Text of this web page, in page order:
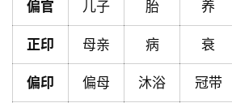
首
页
黄
偏官 儿子 胎 养
正印 母亲 病 衰
偏印 偏母 沐浴 冠带